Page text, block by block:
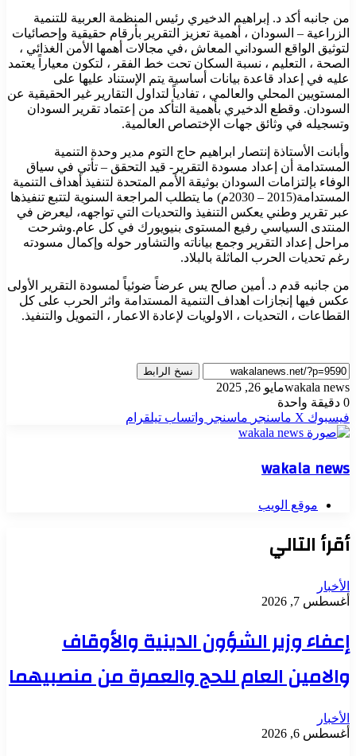
من جانبه أكد د. إبراهيم الدخيري رئيس المنظمة العربية للتنمية
الزراعية – السودان ، أهمية تعزيز التقرير بأرقام حقيقية وإحصائيات
لتوثيق الواقع السوداني المعاش ،في مجالات أهمها الأمن الغذائي ،
الصحة ، التعليم ، نسبة السكان تحت خط الفقر ، لتكون معياراً يعتمد
عليه في إعداد قاعدة بيانات أساسية يتم الإستناد عليها على
المستويين المحلي والعالمي ، تفادياً لتداول التقارير غير الحقيقية عن
السودان. وقطع الدخيري بأهمية التأكد من إعتماد تقرير السودان
وتسجيله في وثائق جهات الإختصاص العالمية.
وأبانت الأستاذة إنتصار ابراهيم حاج التوم مدير وحدة التنمية
المستدامة أن إعداد مسودة التقرير- قيد التحقق – تأتي في سياق
الوفاء بإلتزامات السودان بوثيقة الأمم المتحدة لتنفيذ أهداف التنمية
المستدامة(2015 – 2030م) ما يتطلب المراجعة السنوية لتتبع تنفيذها
عبر تقرير وطني يعكس التنفيذ والتحديات التي تواجهه، ليعرض في
المنتدى السياسي رفيع المستوى بنيويورك في كل عام.وشرحت
مراحل إعداد التقرير وجمع بياناته والتشاور حوله وإكمال مسودته
رغم تحديات الحرب الماثلة بالبلاد.
من جانبه قدم د. أمين صالح يس عرضاً ضوئياً لمسودة التقرير الأولى
عكس فيها إنجازات اهداف التنمية المستدامة واثر الحرب على كل
القطاعات ، التحديات ، الاولويات لإعادة الاعمار ، التمويل والتنفيذ.
نسخ الرابط
wakala newsمايو 26, 2025
0 دقيقة واحدة
فيسبوك ‫X ماسنجر ماسنجر واتساب تيلقرام
wakala news
موقع الويب
أقرأ التالي
الأخبار
أغسطس 7, 2026
إعفاء وزير الشؤون الدينية والأوقاف
والامين العام للحج والعمرة من منصبيهما
الأخبار
أغسطس 6, 2026